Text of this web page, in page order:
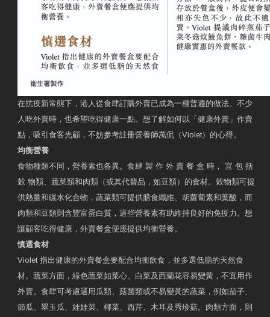
在抗疫新常態下，港人從食肆訂購外賣已成為一種普遍的做法。不少
人吃外賣時，也希望吃得健康一點。想了解如何以「健康外賣」作賣
點，吸引食客光顧，不妨參考註冊營養師萬侃（Violet）的心得。
均衡營養
食物種類不同，營養素也各異。食肆 製 作 外 賣 餐 盒 時， 宜 包 括
穀 物類、蔬菜類和肉類（或其代替品，如豆類）的食材。穀物類可提
供熱量和碳水化合物，蔬菜類可提供膳食纖維、胡蘿蔔素和葉酸，而
肉類和豆類則含豐富蛋白質，這些營養素有助維持良好的免疫力。想
讓顧客吃得健康，外賣餐盒便應提供均衡營養。
慎選食材
Violet 指出健康的外賣餐盒要配合均衡飲食，並多選低脂的天然食
材。蔬菜方面，綠色蔬菜如菜心、白菜及西蘭花容易變黃，不宜用作
外賣。食肆可考慮選用瓜類、菇菌類或不易變黃的蔬菜，例如茄子、
節瓜、翠玉瓜、娃娃菜、椰菜、西芹、木耳及秀珍菇。肉類方面，則